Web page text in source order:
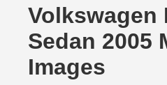
Volkswagen
Sedan 2005
Images